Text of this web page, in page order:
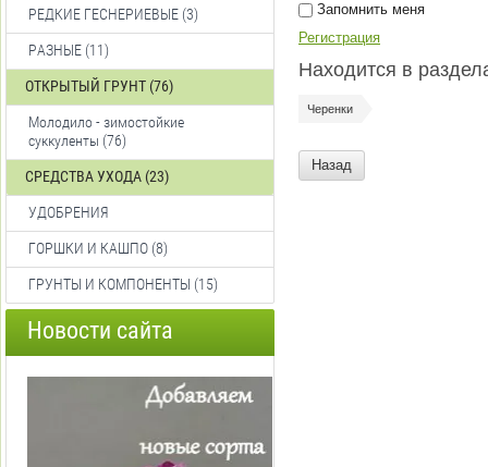
РЕДКИЕ ГЕСНЕРИЕВЫЕ (3)
РАЗНЫЕ (11)
ОТКРЫТЫЙ ГРУНТ (76)
Молодило - зимостойкие
суккуленты (76)
СРЕДСТВА УХОДА (23)
УДОБРЕНИЯ
ГОРШКИ И КАШПО (8)
ГРУНТЫ И КОМПОНЕНТЫ (15)
Новости сайта
Запомнить меня
Регистрация
Находится в
Черенки
Назад